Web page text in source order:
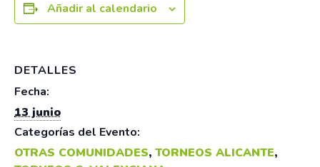
Añadir al calendario
DETALLES
Fecha:
13 junio
Categorías del Evento:
OTRAS COMUNIDADES, TORNEOS ALICANTE,